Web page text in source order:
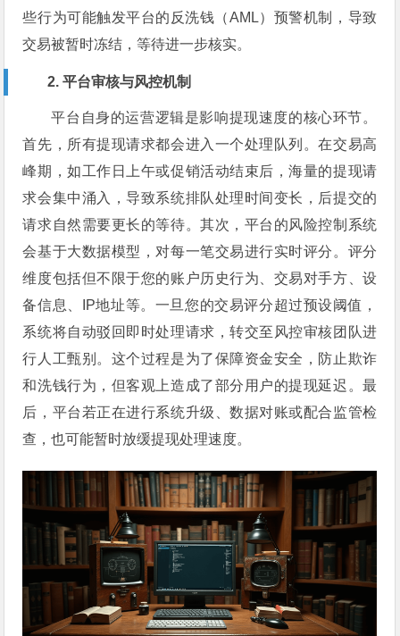
些行为可能触发平台的反洗钱（AML）预警机制，导致
交易被暂时冻结，等待进一步核实。
2. 平台审核与风控机制
平台自身的运营逻辑是影响提现速度的核心环节。
首先，所有提现请求都会进入一个处理队列。在交易高
峰期，如工作日上午或促销活动结束后，海量的提现请
求会集中涌入，导致系统排队处理时间变长，后提交的
请求自然需要更长的等待。其次，平台的风险控制系统
会基于大数据模型，对每一笔交易进行实时评分。评分
维度包括但不限于您的账户历史行为、交易对手方、设
备信息、IP地址等。一旦您的交易评分超过预设阈值，
系统将自动驳回即时处理请求，转交至风控审核团队进
行人工甄别。这个过程是为了保障资金安全，防止欺诈
和洗钱行为，但客观上造成了部分用户的提现延迟。最
后，平台若正在进行系统升级、数据对账或配合监管检
查，也可能暂时放缓提现处理速度。